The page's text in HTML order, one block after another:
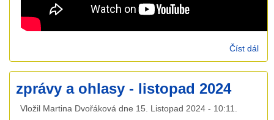
Číst dál
zprávy a ohlasy - listopad 2024
Vložil Martina Dvořákovádne 15. Listopad 2024 - 10:11.